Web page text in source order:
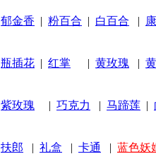
郁金香 | 粉百合 | 白百合 |
瓶插花 | 红掌 | 黄玫瑰 |
紫玫瑰 | 巧克力 | 马蹄莲 |
扶郎 | 礼盒 | 卡通 | 蓝色妖